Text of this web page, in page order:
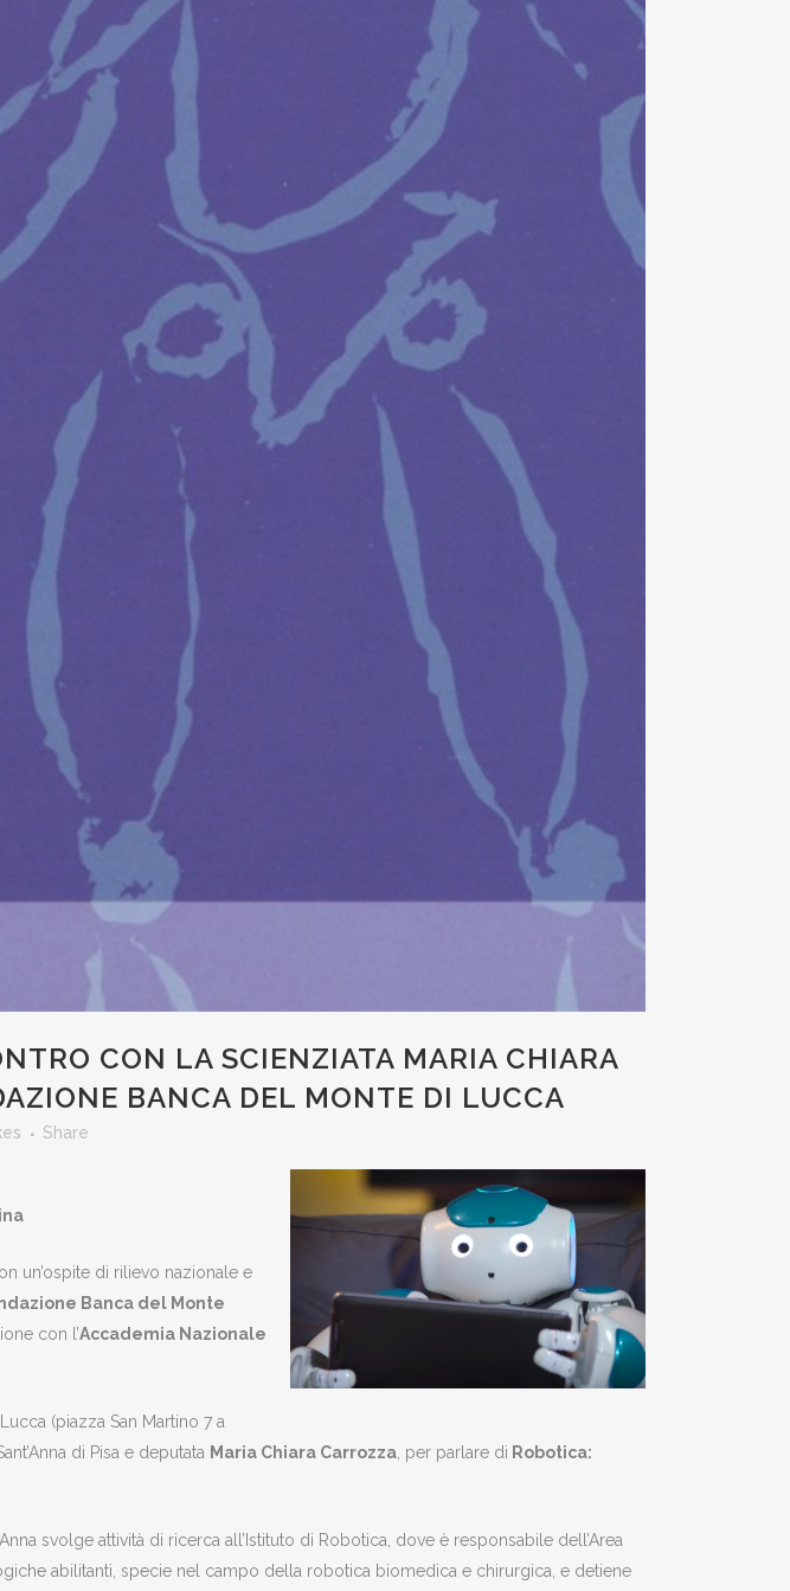
CON LA SCIENZIATA MARIA CHIARA
BANCA DEL MONTE DI LUCCA
Share
un’ospite di rilievo nazionale e
Banca del Monte
con l’Accademia Nazionale
(piazza San Martino 7 a
di Pisa e deputata Maria Chiara Carrozza , per parlare di Robotica:
svolge attività di ricerca all’Istituto di Robotica, dove è responsabile dell’Area
abilitanti, specie nel campo della robotica biomedica e chirurgica, e detiene